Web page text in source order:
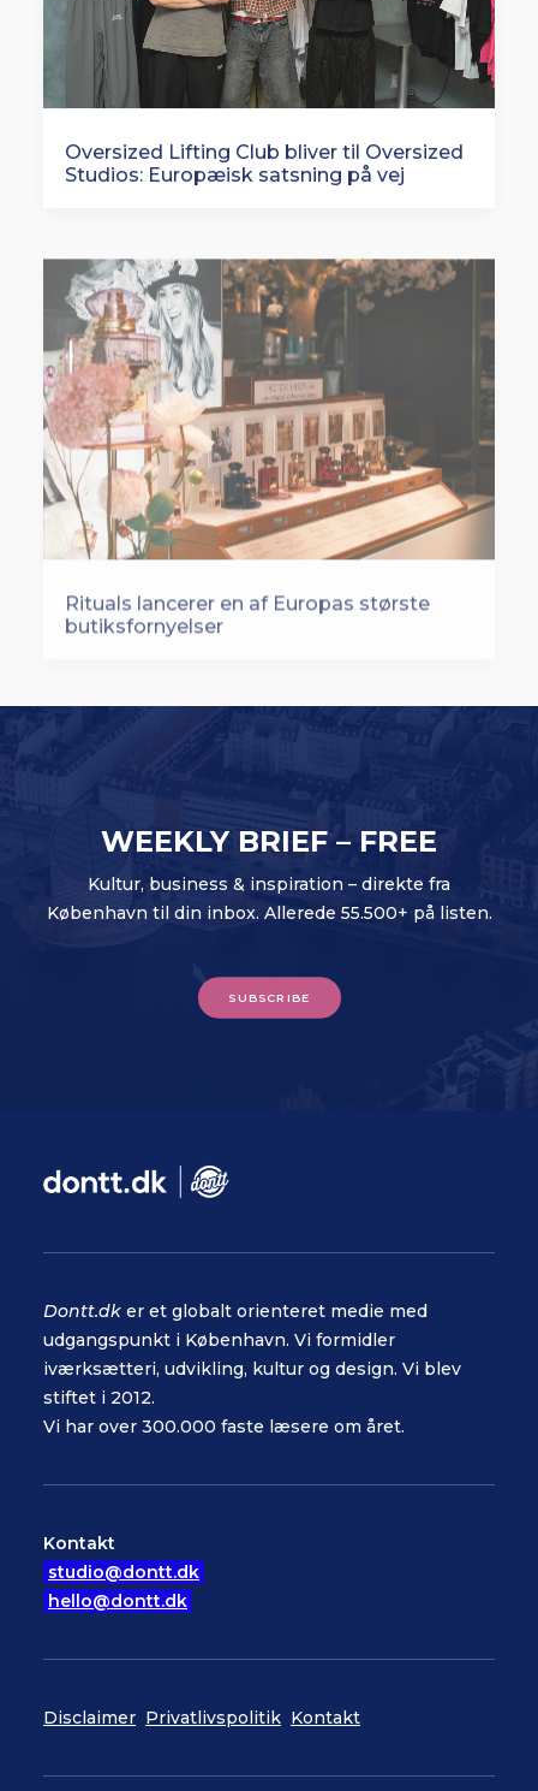
Oversized Lifting Club bliver til Oversized
Studios: Europæisk satsning på vej
Rituals lancerer en af Europas største
WEEKLY BRIEF – FREE
Kultur, business & inspiration – direkte fra
København til din inbox. Allerede 55.500+ på listen.
SUBSCRIBE
Dontt.dk er et globalt orienteret medie med
udgangspunkt i København. Vi formidler
iværksætteri, udvikling, kultur og design. Vi blev
stiftet i 2012.
Vi har over 300.000 faste læsere om året.
Kontakt
studio@dontt.dk
hello@dontt.dk
Disclaimer Privatlivspolitik Kontakt